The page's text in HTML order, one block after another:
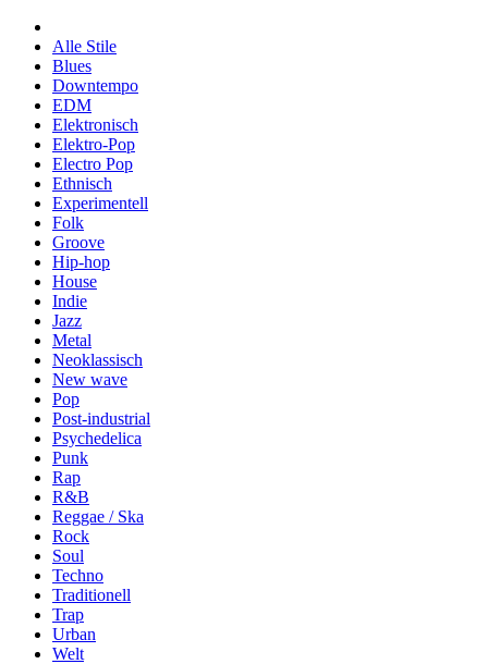
Alle Stile
Blues
Downtempo
EDM
Elektronisch
Elektro-Pop
Electro Pop
Ethnisch
Experimentell
Folk
Groove
Hip-hop
House
Indie
Jazz
Metal
Neoklassisch
New wave
Pop
Post-industrial
Psychedelica
Punk
Rap
R&B
Reggae / Ska
Rock
Soul
Techno
Traditionell
Trap
Urban
Welt